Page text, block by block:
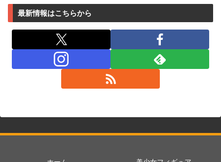
最新情報はこちらから